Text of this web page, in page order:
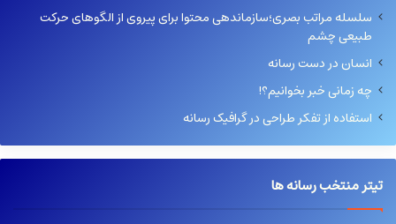
سلسله مراتب بصری؛سازماندهی محتوا برای پیروی از الگوهای حرکت
طبیعی چشم
انسان در دست رسانه
چه زمانی خبر بخوانیم؟!
استفاده از تفکر طراحی در گرافیک رسانه
تیتر منتخب رسانه ها